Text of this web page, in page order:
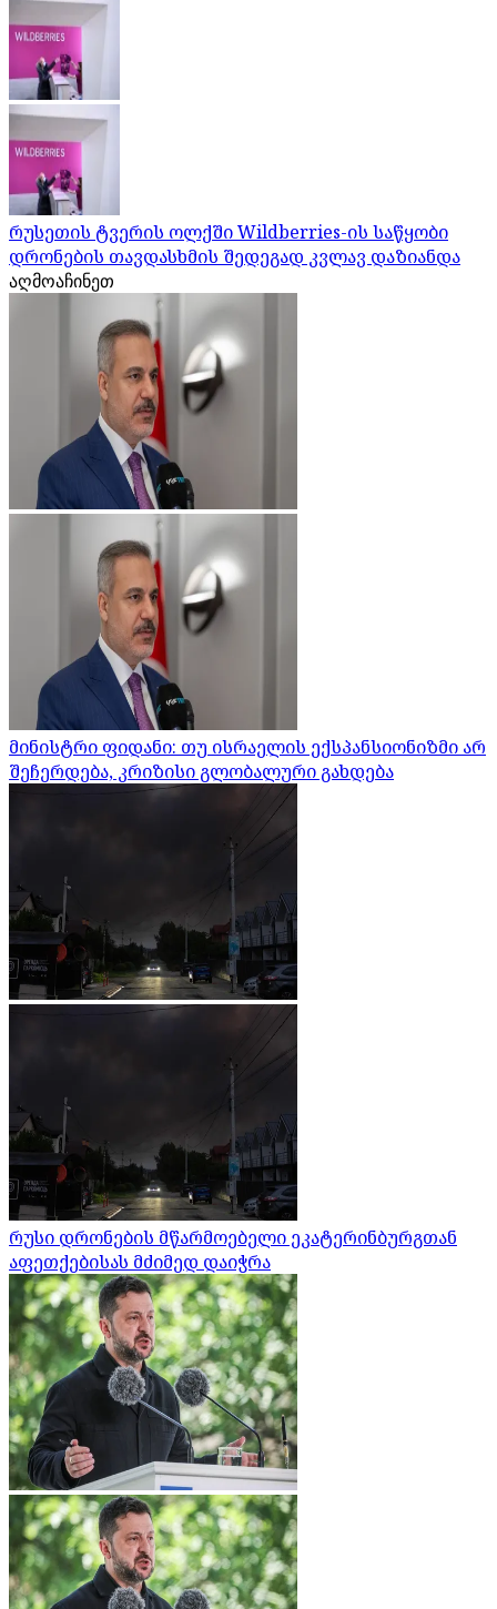
რუსეთის ტვერის ოლქში Wildberries-ის საწყობი
დრონების თავდასხმის შედეგად კვლავ დაზიანდა
აღმოაჩინეთ
მინისტრი ფიდანი: თუ ისრაელის ექსპანსიონიზმი არ
შეჩერდება, კრიზისი გლობალური გახდება
რუსი დრონების მწარმოებელი ეკატერინბურგთან
აფეთქებისას მძიმედ დაიჭრა